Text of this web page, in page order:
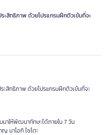
ะสิทธิภาพ ด้วยโปรแกรมฝึกติวเข้มที่จะ
ะสิทธิภาพ ด้วยโปรแกรมฝึกติวเข้มที่จะ
าให้พัฒนาทักษะได้ภายใน 7 วัน
นาโอกิ ไซโตะ